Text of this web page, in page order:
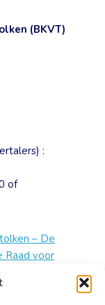
(BKVT)
:
of
– De
Raad voor